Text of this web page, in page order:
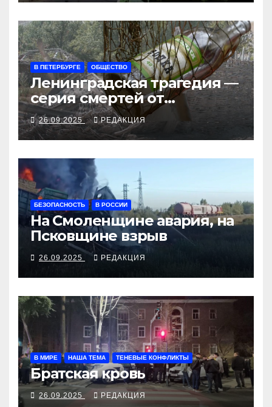
В ПЕТЕРБУРГЕ ОБЩЕСТВО
Ленинградская трагедия —
серия смертей от
алкосуррогата
26.09.2025 РЕДАКЦИЯ
БЕЗОПАСНОСТЬ В РОССИИ
На Смоленщине авария, на
Псковщине взрыв
26.09.2025 РЕДАКЦИЯ
В МИРЕ НАША ТЕМА ТЕНЕВЫЕ КОНФЛИКТЫ
Братская кровь
26.09.2025 РЕДАКЦИЯ